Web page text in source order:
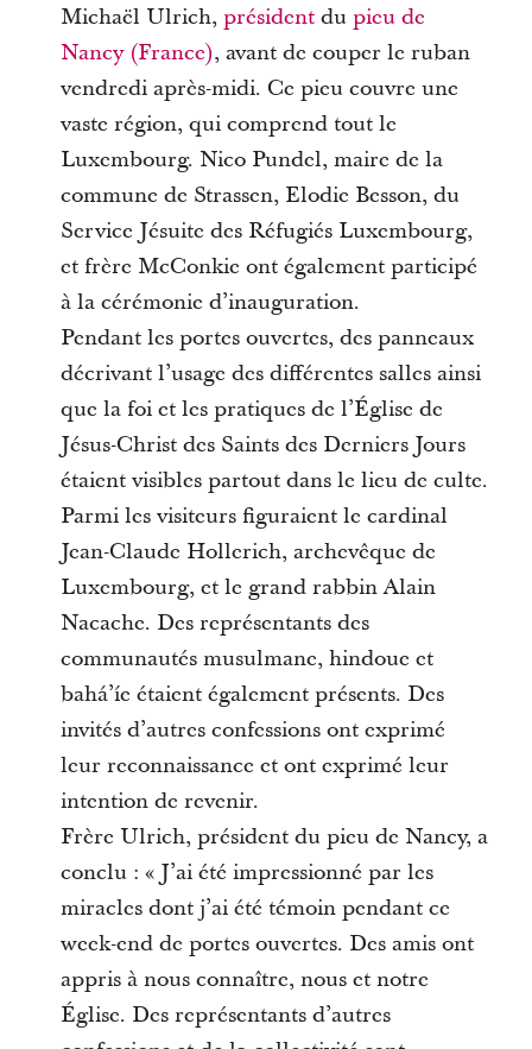
Michaël Ulrich, présidentdu pieu de
Nancy (France), avant de couper le ruban
vendredi après-midi. Ce pieu couvre une
vaste région, qui comprend tout le
Luxembourg. Nico Pundel, maire de la
commune de Strassen, Elodie Besson, du
Service Jésuite des Réfugiés Luxembourg,
et frère McConkie ont également participé
à la cérémonie d’inauguration.
Pendant les portes ouvertes, des panneaux
décrivant l’usage des différentes salles ainsi
que la foi et les pratiques de l’Église de
Jésus-Christ des Saints des Derniers Jours
étaient visibles partout dans le lieu de culte.
Parmi les visiteurs figuraient le cardinal
Jean-Claude Hollerich, archevêque de
Luxembourg, et le grand rabbin Alain
Nacache. Des représentants des
communautés musulmane, hindoue et
bahá’íe étaient également présents. Des
invités d’autres confessions ont exprimé
leur reconnaissance et ont exprimé leur
intention de revenir.
Frère Ulrich, président du pieu de Nancy, a
conclu : « J’ai été impressionné par les
miracles dont j’ai été témoin pendant ce
week-end de portes ouvertes. Des amis ont
appris à nous connaître, nous et notre
Église. Des représentants d’autres